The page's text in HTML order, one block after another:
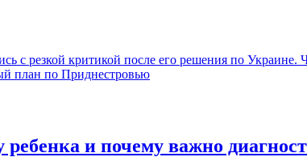
с резкой критикой после его решения по Украине.
план по Приднестровью
и почему важно